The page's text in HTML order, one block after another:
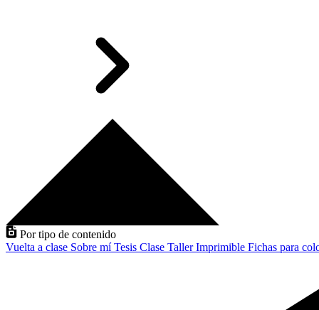
Por tipo de contenido
Vuelta a clase Sobre míTesis Clase TallerImprimible Fichas para